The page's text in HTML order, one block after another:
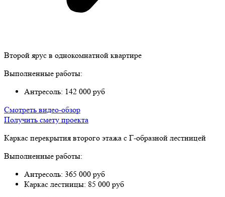
Второй ярус в однокомнатной квартире
Выполненные работы:
Антресоль: 142 000 руб
Смотреть видео-обзор
Получить смету проекта
Каркас перекрытия второго этажа с Г-образной лестницей
Выполненные работы:
Антресоль: 365 000 руб
Каркас лестницы: 85 000 руб